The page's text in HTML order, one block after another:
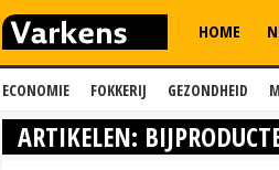
ECONOMIE FOKKERIJ GEZONDHEID
HOME
ARTIKELEN: